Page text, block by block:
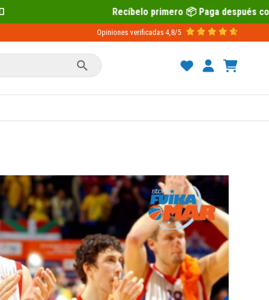
Recíbelo primero 📦 Paga después con Sequra 💶
Opiniones verificadas 4,8/5
